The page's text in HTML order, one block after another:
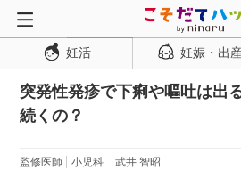
トップページ
妊活
妊娠・出産
妊活 妊娠・出
突発性発疹で下痢や嘔吐は出
続くの？
監修医師 小児科 武井 智昭